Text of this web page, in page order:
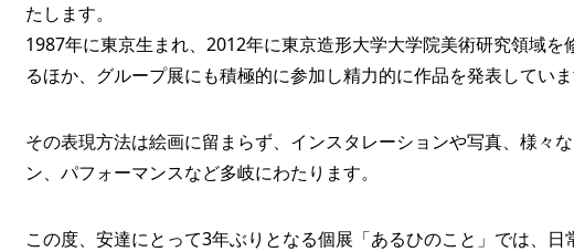
たします。
1987年に東京生まれ、2012年に東京造形大学大学院美術研究領域
るほか、グループ展にも積極的に参加し精力的に作品を発表していま
その表現方法は絵画に留まらず、インスタレーションや写真、様々
ン、パフォーマンスなど多岐にわたります。
この度、安達にとって3年ぶりとなる個展「あるひのこと」では、